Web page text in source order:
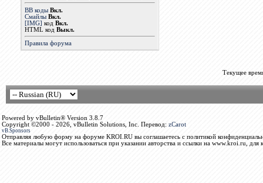
BB коды Вкл.
Смайлы Вкл.
[IMG] код Вкл.
HTML код Выкл.
Правила форума
Текущее
Powered by vBulletin® Version 3.8.7
Copyright ©2000 - 2026, vBulletin Solutions, Inc. Перевод: zCarot
vB.Sponsors
Отправляя любую форму на форуме KROI.RU вы соглашаетесь с политикой
Все материалы могут использоваться при указании авторства и ссылки на www.kroi.ru, для